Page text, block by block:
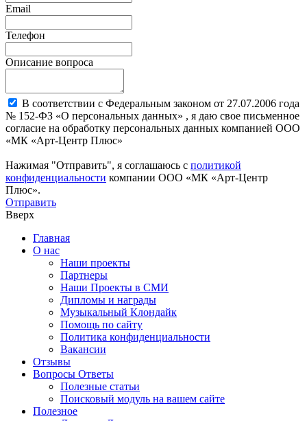
Email
Телефон
Описание вопроса
В соответствии с Федеральным законом от 27.07.2006 года
№ 152-ФЗ «О персональных данных» , я даю свое письменное
согласие на обработку персональных данных компанией ООО
«МК «Арт-Центр Плюс»
Нажимая "Отправить", я соглашаюсь с политикой
конфиденциальности компании ООО «МК «Арт-Центр
Плюс».
Отправить
Вверх
Главная
О нас
Наши проекты
Партнеры
Наши Проекты в СМИ
Дипломы и награды
Музыкальный Клондайк
Помощь по сайту
Политика конфиденциальности
Вакансии
Отзывы
Вопросы Ответы
Полезные статьи
Поисковый модуль на вашем сайте
Полезное